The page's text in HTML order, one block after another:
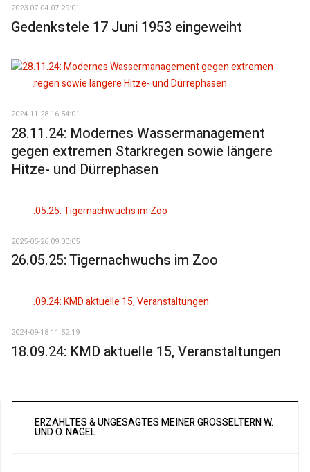
2023-07-04 07:29:01
Gedenkstele 17 Juni 1953 eingeweiht
2024-11-28 16:54:01
28.11.24: Modernes Wassermanagement
gegen extremen Starkregen sowie längere
Hitze- und Dürrephasen
2025-05-26 09:00:05
26.05.25: Tigernachwuchs im Zoo
2024-09-18 11:52:19
18.09.24: KMD aktuelle 15, Veranstaltungen
ERZÄHLTES & UNGESAGTES MEINER GROSSELTERN W. U
ND O. NAGEL